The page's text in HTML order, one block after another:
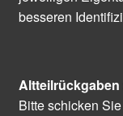
besseren
Altteilrückgaben
Bitte schicken